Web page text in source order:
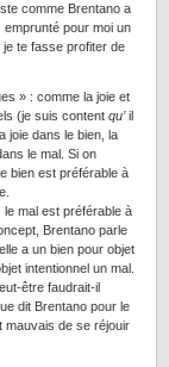
comme Brentano a
pour moi un
je te fasse profiter de
» : comme la joie et
(je suis content qu’il
joie dans le bien, la
le mal. Si on
bien est préférable à
mal est préférable à
Brentano parle
a un bien pour objet
intentionnel un mal.
être faudrait-il
dit Brentano pour le
mauvais de se réjouir